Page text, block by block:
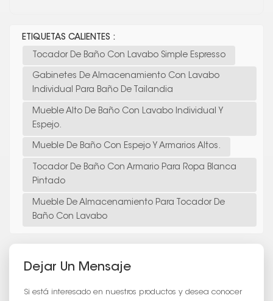
ETIQUETAS CALIENTES :
Tocador De Baño Con Lavabo Simple Espresso
Gabinetes De Almacenamiento Con Lavabo
Individual Para Baño De Tailandia
Mueble Alto De Baño Con Lavabo Individual Y
Espejo.
Mueble De Baño Con Espejo Y Armarios Altos.
Tocador De Baño Con Armario Para Ropa Blanca
Pintado
Mueble De Almacenamiento Para Tocador De
Baño Con Lavabo
Dejar Un Mensaje
Si está interesado en nuestros productos y desea conocer